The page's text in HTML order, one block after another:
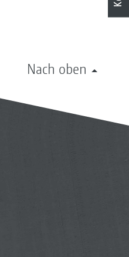
Nach oben